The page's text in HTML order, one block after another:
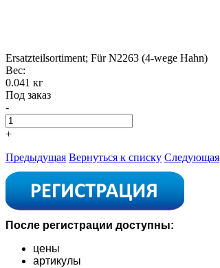
Ersatzteilsortiment; Für N2263 (4-wege Hahn)
Вес:
0.041 кг
Под заказ
-
+
Предыдущая Вернуться к списку Следующая
После регистрации доступны:
цены
артикулы